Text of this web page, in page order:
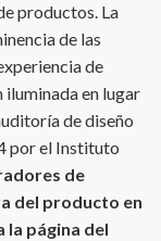
productos. La
de las
de
iluminada en lugar
de diseño
por el Instituto
de
del producto en
la página del